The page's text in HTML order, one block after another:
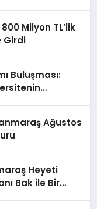
Milyon TL’lik
Girdi
Buluşması:
Ağustos
Heyeti
Bak ile Bir